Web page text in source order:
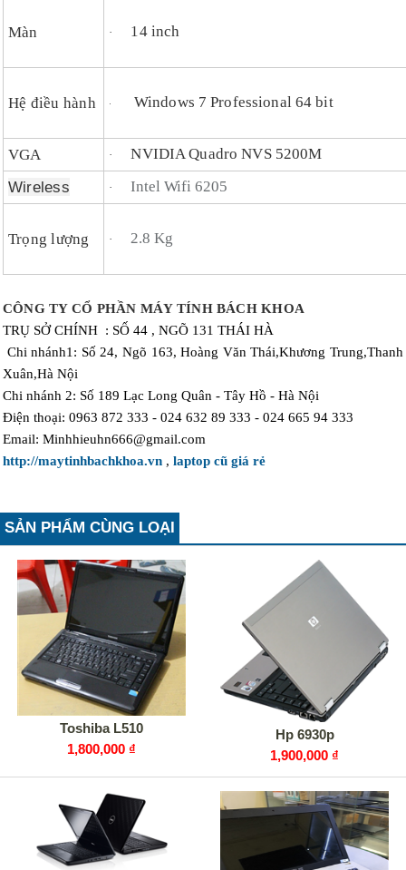
Màn · 14 inch
Hệ điều hành · Windows 7 Professional 64 bit
VGA · NVIDIA Quadro NVS 5200M
Wireless · Intel Wifi 6205
Trọng lượng · 2.8 Kg
CÔNG TY CỔ PHẦN MÁY TÍNH BÁCH KHOA
TRỤ SỞ CHÍNH : SỐ 44 , NGÕ 131 THÁI HÀ
Chi nhánh1: Số 24, Ngõ 163, Hoàng Văn Thái,Khương Trung,Thanh
Xuân,Hà Nội
Chi nhánh 2: Số 189 Lạc Long Quân - Tây Hồ - Hà Nội
Điện thoại: 0963 872 333 - 024 632 89 333 - 024 665 94 333
Email: Minhhieuhn666@gmail.com
http://maytinhbachkhoa.vn , laptop cũ giá rẻ
SẢN PHẨM CÙNG LOẠI
Toshiba L510
1,800,000 ₫
Hp 6930p
1,900,000 ₫